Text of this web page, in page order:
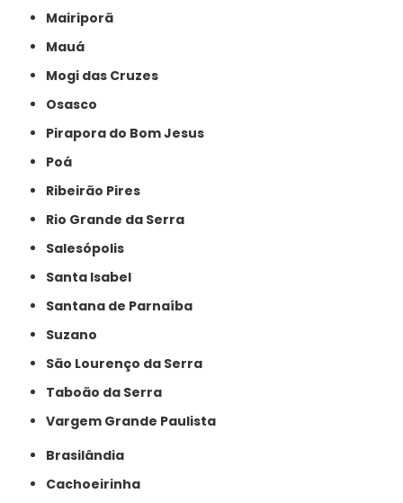
Mairiporã
Mauá
Mogi das Cruzes
Osasco
Pirapora do Bom Jesus
Poá
Ribeirão Pires
Rio Grande da Serra
Salesópolis
Santa Isabel
Santana de Parnaíba
Suzano
São Lourenço da Serra
Taboão da Serra
Vargem Grande Paulista
Brasilândia
Cachoeirinha